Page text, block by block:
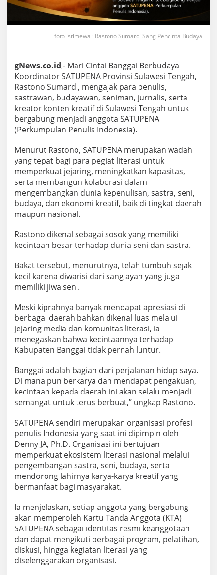
foto istimewa : Rastono Sumardi Sang Pencinta Budaya
gNews.co.id,- Mari Cintai Banggai Berbudaya
Koordinator SATUPENA Provinsi Sulawesi Tengah,
Rastono Sumardi, mengajak para penulis,
sastrawan, budayawan, seniman, jurnalis, serta
kreator konten kreatif di Sulawesi Tengah untuk
bergabung menjadi anggota SATUPENA
(Perkumpulan Penulis Indonesia).
Menurut Rastono, SATUPENA merupakan wadah
yang tepat bagi para pegiat literasi untuk
memperkuat jejaring, meningkatkan kapasitas,
serta membangun kolaborasi dalam
mengembangkan dunia kepenulisan, sastra, seni,
budaya, dan ekonomi kreatif, baik di tingkat daerah
maupun nasional.
Rastono dikenal sebagai sosok yang memiliki
kecintaan besar terhadap dunia seni dan sastra.
Bakat tersebut, menurutnya, telah tumbuh sejak
kecil karena diwarisi dari sang ayah yang juga
memiliki jiwa seni.
Meski kiprahnya banyak mendapat apresiasi di
berbagai daerah bahkan dikenal luas melalui
jejaring media dan komunitas literasi, ia
menegaskan bahwa kecintaannya terhadap
Kabupaten Banggai tidak pernah luntur.
Banggai adalah bagian dari perjalanan hidup saya.
Di mana pun berkarya dan mendapat pengakuan,
kecintaan kepada daerah ini akan selalu menjadi
semangat untuk terus berbuat,” ungkap Rastono.
SATUPENA sendiri merupakan organisasi profesi
penulis Indonesia yang saat ini dipimpin oleh
Denny JA, Ph.D. Organisasi ini bertujuan
memperkuat ekosistem literasi nasional melalui
pengembangan sastra, seni, budaya, serta
mendorong lahirnya karya-karya kreatif yang
bermanfaat bagi masyarakat.
Ia menjelaskan, setiap anggota yang bergabung
akan memperoleh Kartu Tanda Anggota (KTA)
SATUPENA sebagai identitas resmi keanggotaan
dan dapat mengikuti berbagai program, pelatihan,
diskusi, hingga kegiatan literasi yang
diselenggarakan organisasi.